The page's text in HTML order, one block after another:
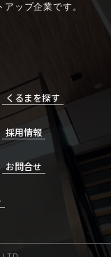
ップ企業です。
くるまを探す
採用情報
お問合せ